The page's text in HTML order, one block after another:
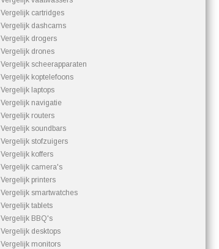
Vergelijk cartridges
Vergelijk dashcams
Vergelijk drogers
Vergelijk drones
Vergelijk scheerapparaten
Vergelijk koptelefoons
Vergelijk laptops
Vergelijk navigatie
Vergelijk routers
Vergelijk soundbars
Vergelijk stofzuigers
Vergelijk koffers
Vergelijk camera's
Vergelijk printers
Vergelijk smartwatches
Vergelijk tablets
Vergelijk BBQ's
Vergelijk desktops
Vergelijk monitors